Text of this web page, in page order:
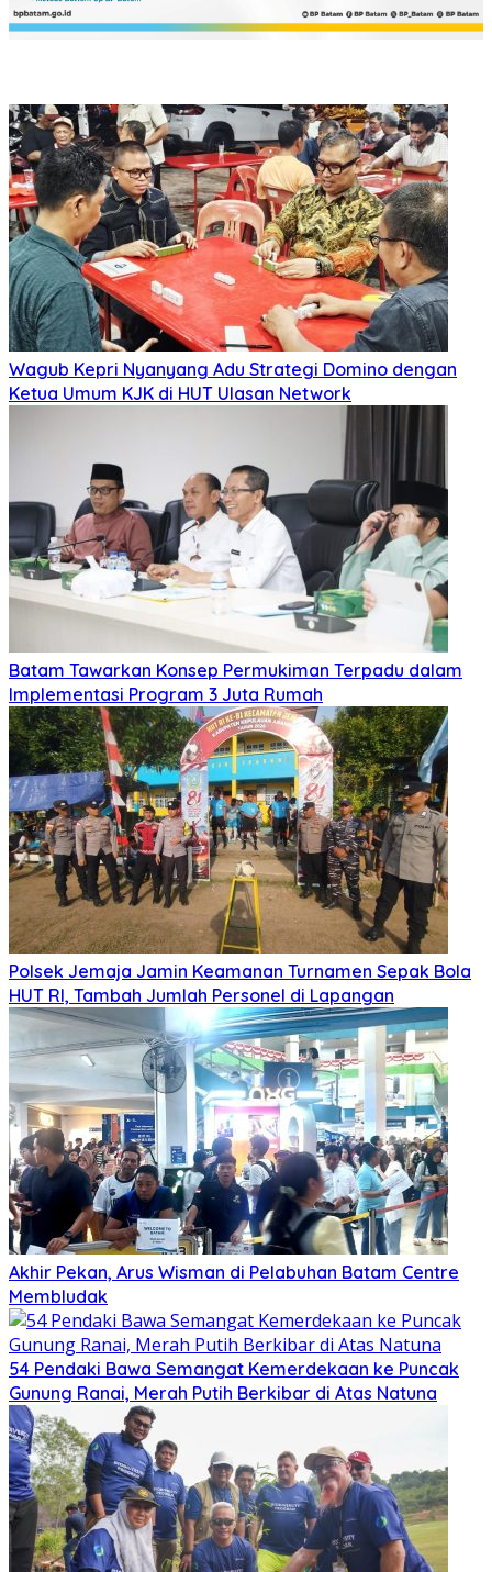
Wagub Kepri Nyanyang Adu Strategi Domino dengan
Ketua Umum KJK di HUT Ulasan Network
Batam Tawarkan Konsep Permukiman Terpadu dalam
Implementasi Program 3 Juta Rumah
Polsek Jemaja Jamin Keamanan Turnamen Sepak Bola
HUT RI, Tambah Jumlah Personel di Lapangan
Akhir Pekan, Arus Wisman di Pelabuhan Batam Centre
Membludak
54 Pendaki Bawa Semangat Kemerdekaan ke Puncak
Gunung Ranai, Merah Putih Berkibar di Atas Natuna